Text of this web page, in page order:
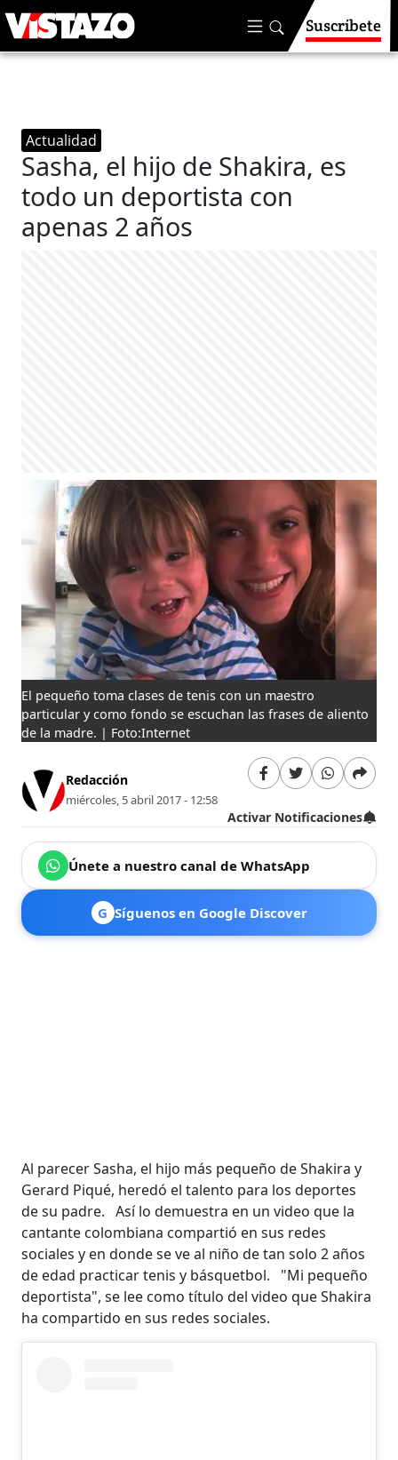
Suscríbete
Actualidad
Sasha, el hijo de Shakira, es
todo un deportista con
apenas 2 años
El pequeño toma clases de tenis con un maestro
particular y como fondo se escuchan las frases de aliento
de la madre. | Foto:Internet
Redacción
miércoles, 5 abril 2017 - 12:58
Activar Notificaciones
Únete a nuestro canal de WhatsApp
G Síguenos en Google Discover
Al parecer Sasha, el hijo más pequeño de Shakira y
Gerard Piqué, heredó el talento para los deportes
de su padre. Así lo demuestra en un video que la
cantante colombiana compartió en sus redes
sociales y en donde se ve al niño de tan solo 2 años
de edad practicar tenis y básquetbol. "Mi pequeño
deportista", se lee como título del video que Shakira
ha compartido en sus redes sociales.